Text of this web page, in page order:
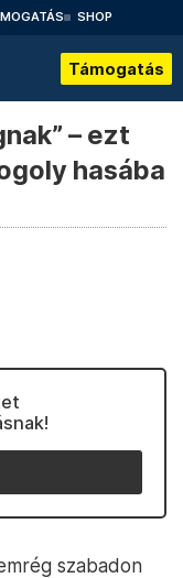
SHOP
Támogatás
– ezt
hasába
szabadon